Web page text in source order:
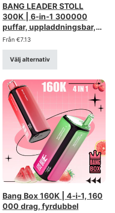
BANG LEADER STOLL
300K | 6-in-1 300000
puffar, uppladdningsbar,
bulk engångs vape
Från €7.13
Välj alternativ
Bang Box 160K | 4-i-1, 160
000 drag, fyrdubbel